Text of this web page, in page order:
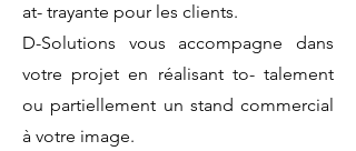
at- trayante pour les clients.
D-Solutions vous accompagne dans
votre projet en réalisant to- talement
ou partiellement un stand commercial
à votre image.